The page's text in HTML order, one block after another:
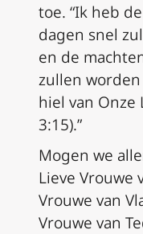
toe. “Ik heb
dagen snel
en de
zullen
hiel van Onze
3:15).”
Mogen we
Lieve Vrouwe
Vrouwe van
Vrouwe van